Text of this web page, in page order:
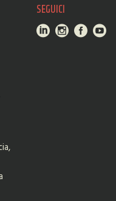
SEGUICI